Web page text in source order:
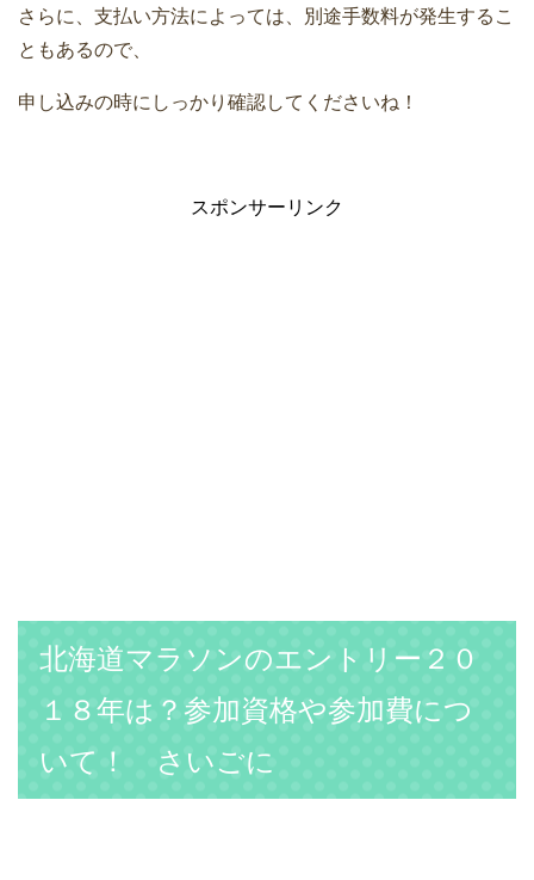
さらに、支払い方法によっては、別途手数料が発生するこ
ともあるので、
申し込みの時にしっかり確認してくださいね！
スポンサーリンク
北海道マラソンのエントリー２０
１８年は？参加資格や参加費につ
いて！ さいごに